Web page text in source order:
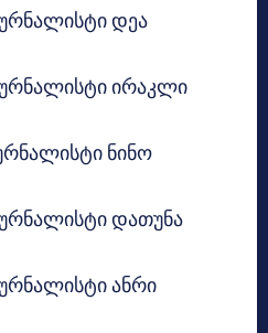
დეა
ირაკლი
ნინო
დათუნა
ანრი